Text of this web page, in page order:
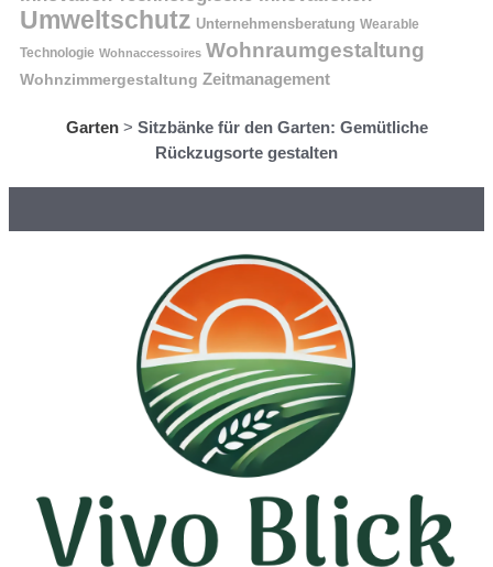
Umweltschutz Unternehmensberatung Wearable
Technologie Wohnaccessoires Wohnraumgestaltung
Wohnzimmergestaltung Zeitmanagement
Garten> Sitzbänke für den Garten: Gemütliche
Rückzugsorte gestalten